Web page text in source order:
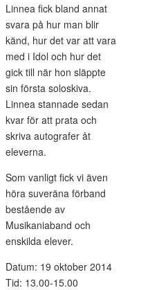
Linnea fick bland annat
svara på hur man blir
känd, hur det var att vara
med i Idol och hur det
gick till när hon släppte
sin första soloskiva.
Linnea stannade sedan
kvar för att prata och
skriva autografer åt
eleverna.
Som vanligt fick vi även
höra suveräna förband
bestående av
Musikaniaband och
enskilda elever.
Datum: 19 oktober 2014
Tid: 13.00-15.00